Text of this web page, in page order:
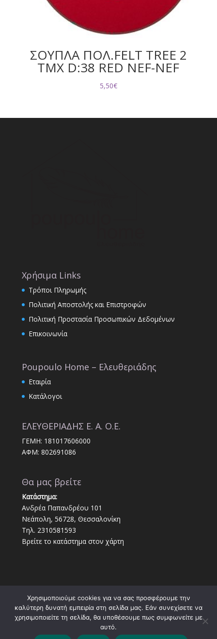
ΣΟΥΠΛΑ ΠΟΛ.FELT TREE 2
TMX D:38 RED NEF-NEF
5,50€
Χρήσιμα Links
Τρόποι Πληρωμής
Πολιτική Αποστολής και Επιστροφών
Πολιτική Προστασία Προσωπικών Δεδομένων
Επικοινωνία
Poupoulo Home – Ελευθεριάδης
Εταιρία
Κατάλογοι
ΕΛΕΥΘΕΡΙΑΔΗΣ Ε. Α. Ο.Ε.
ΓΕΜΗ: 181017606000
ΑΦΜ: 802691086
Θα μας βρείτε
Κατάστημα:
Ανδρέα Παπανδρέου 101
Νεάπολη, 56728, Θεσσαλονίκη
Τηλ. 2310581593
Βρείτε το κατάστημα στον χάρτη
Χρησιμοποιούμε cookies για να σας προσφέρουμε την
καλύτερη δυνατή εμπειρία στη σελίδα μας. Εάν συνεχίσετε να
χρησιμοποιείτε τη σελίδα, θα υποθέσουμε πως συμφωνείτε με
αυτό.